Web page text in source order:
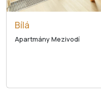
Bílá
Apartmány Mezivodí